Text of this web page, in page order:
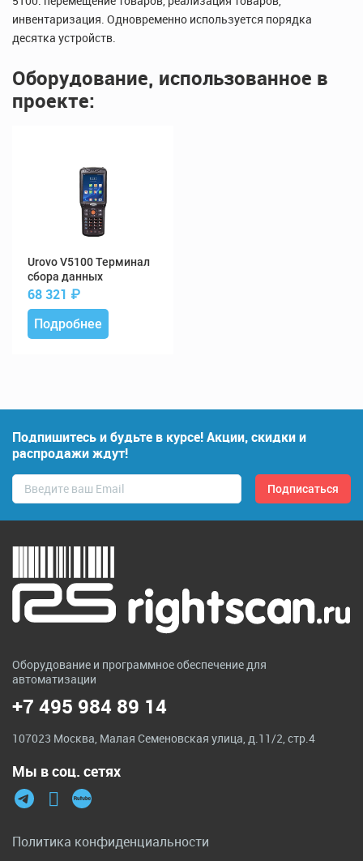
инвентаризация. Одновременно используется порядка
десятка устройств.
Оборудование, использованное в
проекте:
V5100 Терминал
сбора данных
68 321 ₽
Подробнее
Подпишитесь и будьте в курсе! Акции, скидки и
распродажи ждут!
Оборудование и программное обеспечение для
автоматизации
+7 495 984 89 14
107023 Москва, Малая Семеновская улица, д.11/2, стр.4
Мы в соц. сетях
Политика конфиденциальности